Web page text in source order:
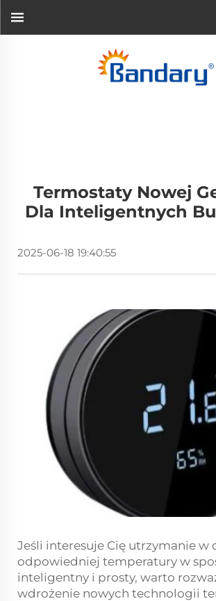
Termostaty Nowej
Dla Inteligentnych
2025-06-18 19:40:55
Jeśli interesuje Cię utrzymanie w
odpowiedniej temperatury w
inteligentny i prosty, warto
wdrożenie nowych technologii